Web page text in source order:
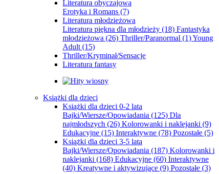
Literatura obyczajowa
Erotyka i Romans (7)
Literatura młodzieżowa
Literatura piękna dla młodzieży (18) Fantastyka
młodzieżowa (26) Thriller/Paranormal (1)Young
Adult (15)
Thriller/Kryminał/Sensacje
Literatura fantasy
Książki dla dzieci
Książki dla dzieci 0-2 lata
Bajki/Wiersze/Opowiadania (125) Dla
najmłodszych (26) Kolorowanki i naklejanki (9)
Edukacyjne (15) Interaktywne (78) Pozostałe (5)
Książki dla dzieci 3-5 lata
Bajki/Wiersze/Opowiadania (187) Kolorowanki i
naklejanki (168) Edukacyjne (60) Interaktywne
(40) Kreatywne i aktywizujące (9) Pozostałe (3)